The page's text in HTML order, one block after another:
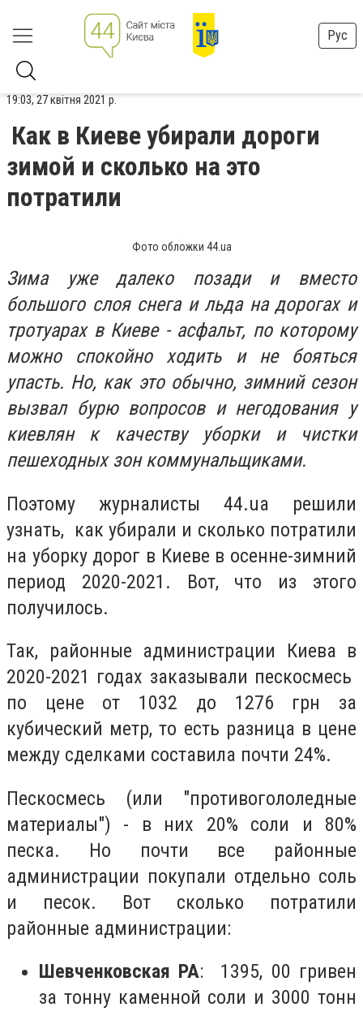
Рус
19:03, 27 квітня 2021 р.
Как в Киеве убирали дороги
зимой и сколько на это
потратили
Фото обложки 44.ua
Зима уже далеко позади и вместо
большого слоя снега и льда на дорогах и
тротуарах в Киеве - асфальт, по которому
можно спокойно ходить и не бояться
упасть. Но, как это обычно, зимний сезон
вызвал бурю вопросов и негодования у
киевлян к качеству уборки и чистки
пешеходных зон коммунальщиками.
Поэтому журналисты 44.ua решили
узнать, как убирали и сколько потратили
на уборку дорог в Киеве в осенне-зимний
период 2020-2021. Вот, что из этого
получилось.
Так, районные администрации Киева в
2020-2021 годах заказывали пескосмесь
по цене от 1032 до 1276 грн за
кубический метр, то есть разница в цене
между сделками составила почти 24%.
Пескосмесь (или "противогололедные
материалы") - в них 20% соли и 80%
песка. Но почти все районные
администрации покупали отдельно соль
и песок. Вот сколько потратили
районные администрации:
Шевченковская РА: 1395, 00 гривен
за тонну каменной соли и 3000 тонн